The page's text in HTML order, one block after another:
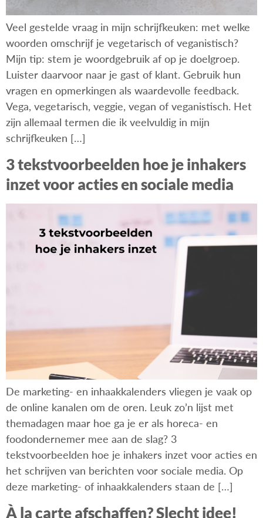
Veel gestelde vraag in mijn schrijfkeuken: met welke
woorden omschrijf je vegetarisch of veganistisch?
Mijn tip: stem je woordgebruik af op je doelgroep.
Luister daarvoor naar je gast of klant. Gebruik hun
vragen en opmerkingen als waardevolle feedback.
Vega, vegetarisch, veggie, vegan of veganistisch. Het
zijn allemaal termen die ik veelvuldig in mijn
schrijfkeuken […]
3 tekstvoorbeelden hoe je inhakers
inzet voor acties en sociale media
De marketing- en inhaakkalenders vliegen je vaak op
de online kanalen om de oren. Leuk zo’n lijst met
themadagen maar hoe ga je er als horeca- en
foodondernemer mee aan de slag? 3
tekstvoorbeelden hoe je inhakers inzet voor acties en
het schrijven van berichten voor sociale media. Op
deze marketing- of inhaakkalenders staan de […]
À la carte afschaffen? Slecht idee!